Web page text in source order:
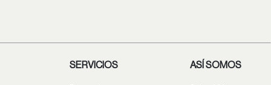
SERVICIOS ASÍ SOMOS